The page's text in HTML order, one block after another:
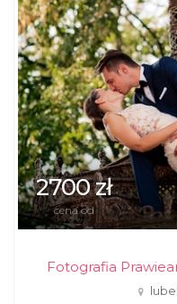
2700 zł
cena od
Fotografia